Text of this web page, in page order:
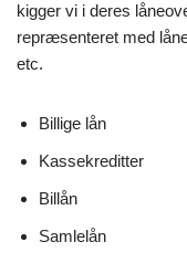
kigger vi i deres
repræsenteret med
etc.
Billige lån
Kassekreditter
Billån
Samlelån